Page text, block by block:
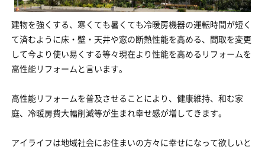
建物を強くする、寒くても暑くても冷暖房機器の運転時間が短く
て済むように床・壁・天井や窓の断熱性能を高める、間取を変更
して今より使い易くする等々現在より性能を高めるリフォームを
高性能リフォームと言います。
高性能リフォームを普及させることにより、健康維持、和む家
庭、冷暖房費大幅削減等が生まれ幸せ感が増してきます。
アイライフは地域社会にお住まいの方々に幸せになって欲しいと